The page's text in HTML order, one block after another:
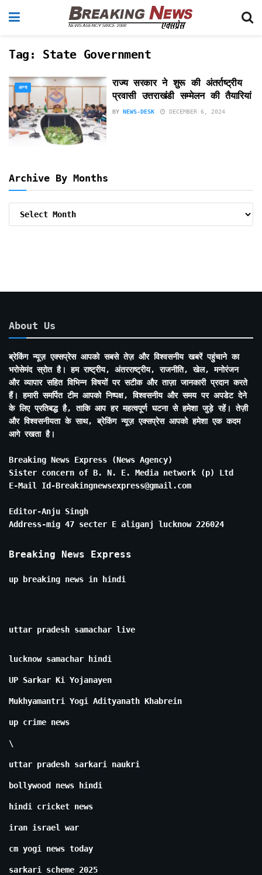
Tag: State Government
अन्य
राज्य सरकार ने शुरू की अंतर्राष्ट्रीय
प्रवासी उत्तराखंडी सम्मेलन की तैयारियां
BY NEWS-DESK DECEMBER 6, 2024
Archive By Months
About Us
ब्रेकिंग न्यूज़ एक्सप्रेस आपको सबसे तेज़ और विश्वसनीय खबरें पहुंचाने का
भरोसेमंद स्रोत है। हम राष्ट्रीय, अंतरराष्ट्रीय, राजनीति, खेल, मनोरंजन
और व्यापार सहित विभिन्न विषयों पर सटीक और ताज़ा जानकारी प्रदान करते
हैं। हमारी समर्पित टीम आपको निष्पक्ष, विश्वसनीय और समय पर अपडेट देने
के लिए प्रतिबद्ध है, ताकि आप हर महत्वपूर्ण घटना से हमेशा जुड़े रहें। तेज़ी
और विश्वसनीयता के साथ, ब्रेकिंग न्यूज़ एक्सप्रेस आपको हमेशा एक कदम
आगे रखता है।
Breaking News Express (News Agency)
Sister concern of B. N. E. Media network (p) Ltd
E-Mail Id-Breakingnewsexpress@gmail.com
Editor-Anju Singh
Address-mig 47 secter E aliganj lucknow 226024
Breaking News Express
up breaking news in hindi
uttar pradesh samachar live
lucknow samachar hindi
UP Sarkar Ki Yojanayen
Mukhyamantri Yogi Adityanath Khabrein
up crime news
\
uttar pradesh sarkari naukri
bollywood news hindi
hindi cricket news
iran israel war
cm yogi news today
sarkari scheme 2025